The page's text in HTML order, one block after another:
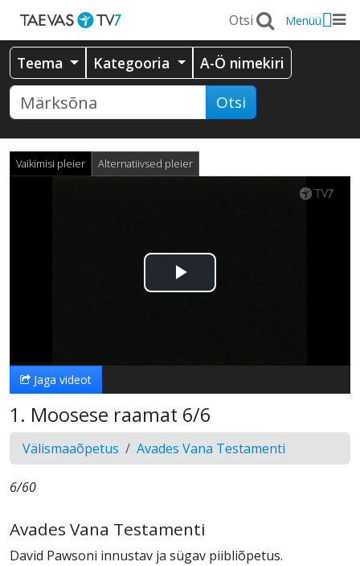
Menüü
Teema Kategooria A-Ö nimekiri
Otsi
Vaikimisi pleier Alternatiivsed pleier
Esita
Jaga videot
1. Moosese raamat 6/6
Välismaaõpetus Avades Vana Testamenti
6/60
Avades Vana Testamenti
David Pawsoni innustav ja sügav piibliõpetus.